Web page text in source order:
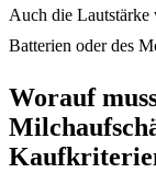
Auch die Lautstärke
Batterien oder des
Worauf